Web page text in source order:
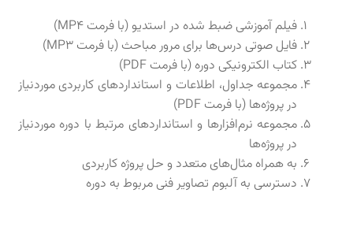
فیلم آموزشی ضبط شده در استدیو (با فرمت MP4)
فایل صوتی درس‌ها برای مرور مباحث (با فرمت MP3‌)
کتاب الکترونیکی دوره (با فرمت PDF)
مجموعه جداول، اطلاعات و استانداردهای کاربردی موردنیاز
در پروژه‌ها (با فرمت PDF)
مجموعه نرم‌افزارها و استانداردهای مرتبط با دوره موردنیاز
در پروژه‌ها
به همراه مثال‌های متعدد و حل پروژه کاربردی
دسترسی به آلبوم تصاویر فنی مربوط به دوره